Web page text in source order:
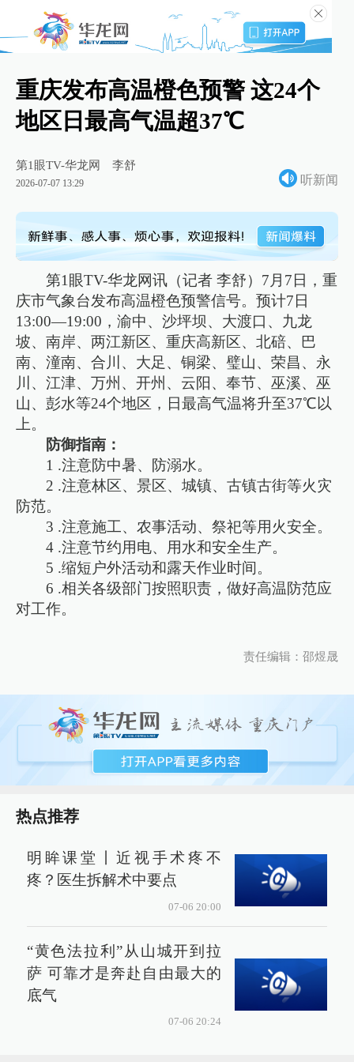
重庆发布高温橙色预警 这24个
地区日最高气温超37℃
第1眼TV-华龙网 李舒
2026-07-07 13:29 听新闻
第1眼TV-华龙网讯（记者 李舒）7月7日，重
庆市气象台发布高温橙色预警信号。预计7日
13:00—19:00，渝中、沙坪坝、大渡口、九龙
坡、南岸、两江新区、重庆高新区、北碚、巴
南、潼南、合川、大足、铜梁、璧山、荣昌、永
川、江津、万州、开州、云阳、奉节、巫溪、巫
山、彭水等24个地区，日最高气温将升至37℃以
上。
防御指南：
1 .注意防中暑、防溺水。
2 .注意林区、景区、城镇、古镇古街等火灾
防范。
3 .注意施工、农事活动、祭祀等用火安全。
4 .注意节约用电、用水和安全生产。
5 .缩短户外活动和露天作业时间。
6 .相关各级部门按照职责，做好高温防范应
对工作。
责任编辑：邵煜晟
热点推荐
明眸课堂丨近视手术疼不
疼？医生拆解术中要点
07-06 20:00
“黄色法拉利”从山城开到拉
萨 可靠才是奔赴自由最大的
底气
07-06 20:24